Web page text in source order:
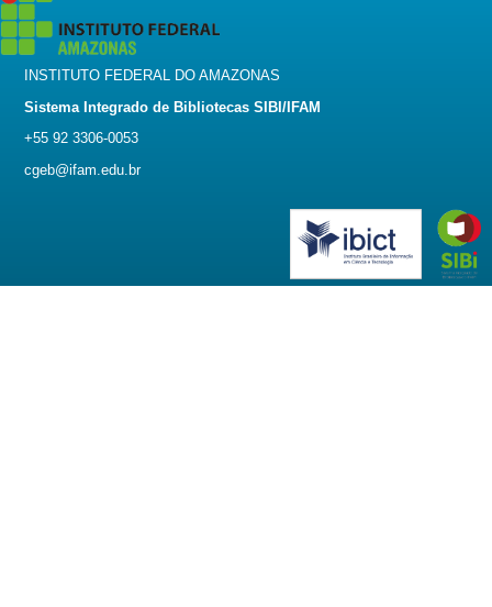
INSTITUTO FEDERAL DO AMAZONAS
Sistema Integrado de Bibliotecas SIBI/IFAM
+55 92 3306-0053
cgeb@ifam.edu.br